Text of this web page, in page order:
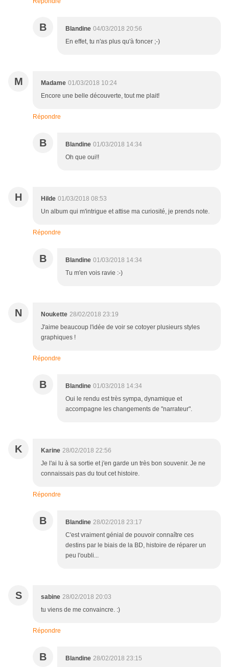
B Blandine 04/03/2018 20:56
En effet, tu n'as plus qu'à foncer ;-)
M Madame 01/03/2018 10:24
Encore une belle découverte, tout me plait!
Répondre
B Blandine 01/03/2018 14:34
Oh que oui!!
H Hilde 01/03/2018 08:53
Un album qui m'intrigue et attise ma curiosité, je prends note.
Répondre
B Blandine 01/03/2018 14:34
Tu m'en vois ravie :-)
N Noukette 28/02/2018 23:19
J'aime beaucoup l'idée de voir se cotoyer plusieurs styles
graphiques !
Répondre
B Blandine 01/03/2018 14:34
Oui le rendu est très sympa, dynamique et
accompagne les changements de "narrateur".
K Karine 28/02/2018 22:56
Je l'ai lu à sa sortie et j'en garde un très bon souvenir. Je ne
connaissais pas du tout cet histoire.
Répondre
B Blandine 28/02/2018 23:17
C'est vraiment génial de pouvoir connaître ces
destins par le biais de la BD, histoire de réparer un
peu l'oubli...
S sabine 28/02/2018 20:03
tu viens de me convaincre. :)
Répondre
B Blandine 28/02/2018 23:15